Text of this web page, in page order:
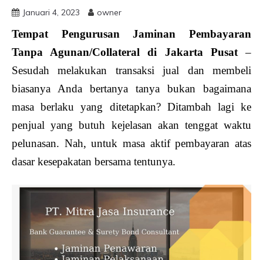
Januari 4, 2023 owner
Tempat Pengurusan Jaminan Pembayaran
Tanpa Agunan/Collateral di Jakarta Pusat–
Sesudah melakukan transaksi jual dan membeli
biasanya Anda bertanya tanya bukan bagaimana
masa berlaku yang ditetapkan? Ditambah lagi ke
penjual yang butuh kejelasan akan tenggat waktu
pelunasan. Nah, untuk masa aktif pembayaran atas
dasar kesepakatan bersama tentunya.